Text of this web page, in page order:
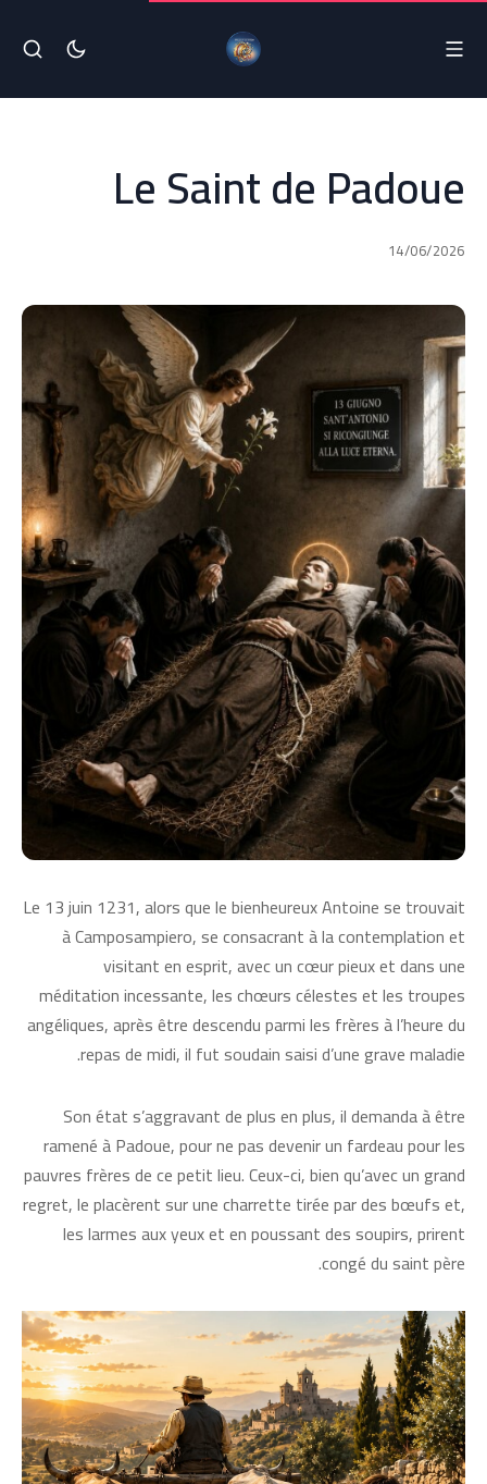
Le Saint de Padoue
14/06/2026
Le 13 juin 1231, alors que le bienheureux Antoine se trouvait
à Camposampiero, se consacrant à la contemplation et
visitant en esprit, avec un cœur pieux et dans une
méditation incessante, les chœurs célestes et les troupes
angéliques, après être descendu parmi les frères à l’heure du
repas de midi, il fut soudain saisi d’une grave maladie.
Son état s’aggravant de plus en plus, il demanda à être
ramené à Padoue, pour ne pas devenir un fardeau pour les
pauvres frères de ce petit lieu. Ceux-ci, bien qu’avec un grand
regret, le placèrent sur une charrette tirée par des bœufs et,
les larmes aux yeux et en poussant des soupirs, prirent
congé du saint père.